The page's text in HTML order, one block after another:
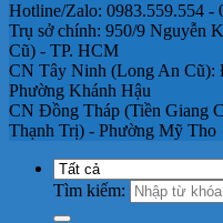
Hotline/Zalo: 0983.559.554 -
Trụ sở chính: 950/9 Nguyễn
Cũ) - TP. HCM
CN Tây Ninh (Long An
Phường Khánh Hậu
CN Đồng Tháp (Tiền Giang
Thạnh Trị) - Phường Mỹ Tho
Tìm kiếm: